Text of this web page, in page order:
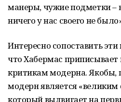
манеры, чужие подметки –
ничего у нас своего не
Интересно сопоставить
что Хабермас
критикам модерна. Якобы,
модерн является «великим
который выдвигает на